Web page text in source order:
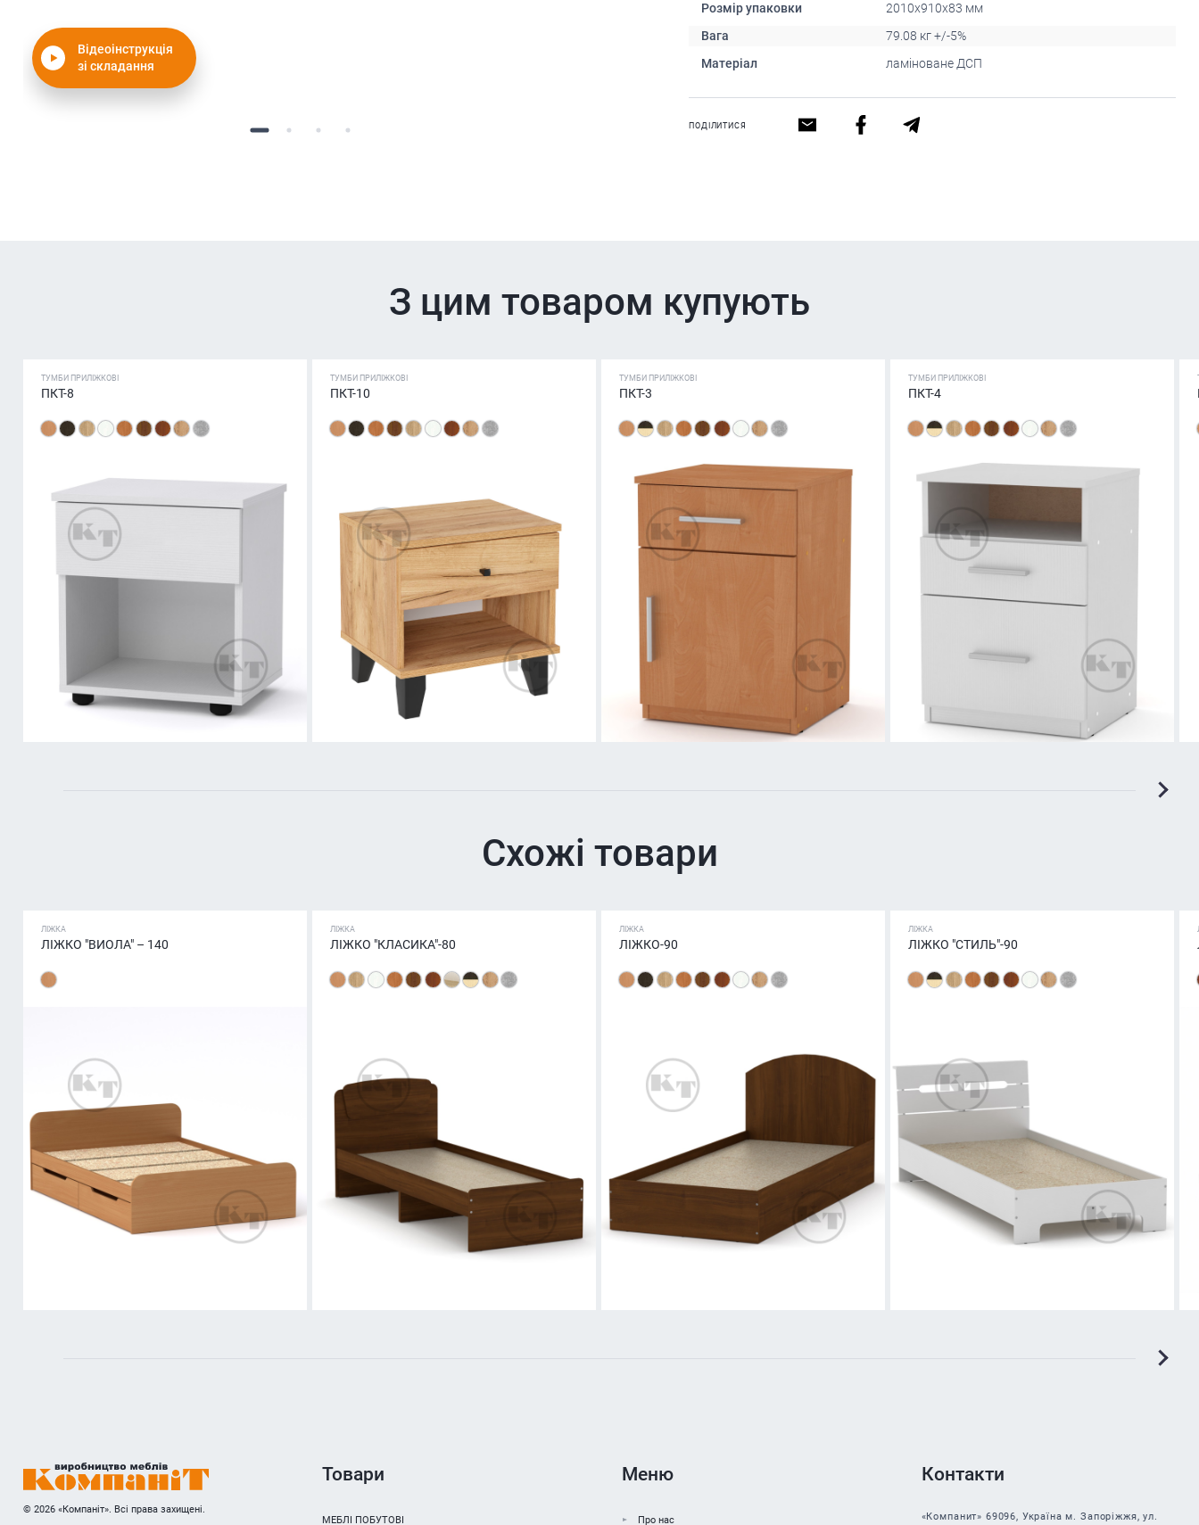
Відеоінструкція
зі складання
Розмір упаковки
2010x910x83 мм
Вага
79.08 кг +/-5%
Матеріал
ламіноване ДСП
ПОДІЛИТИСЯ
З цим товаром купують
ТУМБИ ПРИЛІЖКОВІ
ПКТ-8
ТУМБИ ПРИЛІЖКОВІ
ПКТ-10
ТУМБИ ПРИЛІЖКОВІ
ПКТ-3
ТУМБИ ПРИЛІЖКОВІ
ПКТ-4
Схожі товари
ЛІЖКА
ЛІЖКО "ВИОЛА" – 140
ЛІЖКА
ЛІЖКО "КЛАСИКА"-80
ЛІЖКА
ЛІЖКО-90
ЛІЖКА
ЛІЖКО "СТИЛЬ"-90
© 2026 «Компаніт». Всі права захищені.
Товари
МЕБЛІ ПОБУТОВІ
Меню
Про нас
Контакти
«Компанит» 69096, Україна м. Запоріжжя, ул.